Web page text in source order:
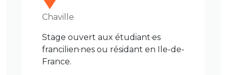
Chaville
Stage ouvert aux étudiant·es
francilien·nes ou résidant en Ile-de-
France.